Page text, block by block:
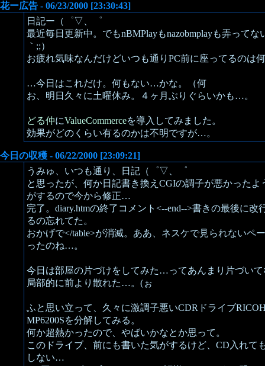
花ー広告 - 06/23/2000 [23:30:43]
日記ー（゜▽、゜
最近毎日更新中。でもnBMPlayもnazobmplayも弄ってな
｀;;）
お疲れ気味なんだけどいつも通りPC前に座ってるのは
…今日はこれだけ。何もない…かな。（何
お、明日久々に土曜休み。４ヶ月ぶりぐらいかも…。
どる仲にValueCommerceを導入してみました。
効果がどのくらい有るのかは不明ですが…。
今日の収穫 - 06/22/2000 [23:09:21]
うみゅ、いつも通り、日記（゜▽、゜
と思ったが、何か日記書き換えCGIの調子が悪かったよ
がするので今から修正…
完了。diary.htmの終了コメント<--end-->書きの最後に改
るの忘れてた。
おかげで</table>が消滅。ああ、ネスケで見られないペ
ったのね…。
今日は部屋の片づけをしてみた…ってあんまり片づい
局部的に前より散れた…。(ぉ
ふと思い立って、久々に激調子悪いCDRドライブ
MP6200Sを分解してみる。
何か超熱かったので、やばいかなとか思って。
このドライブ、前にも書いた気がするけど、CD入れて
しない…